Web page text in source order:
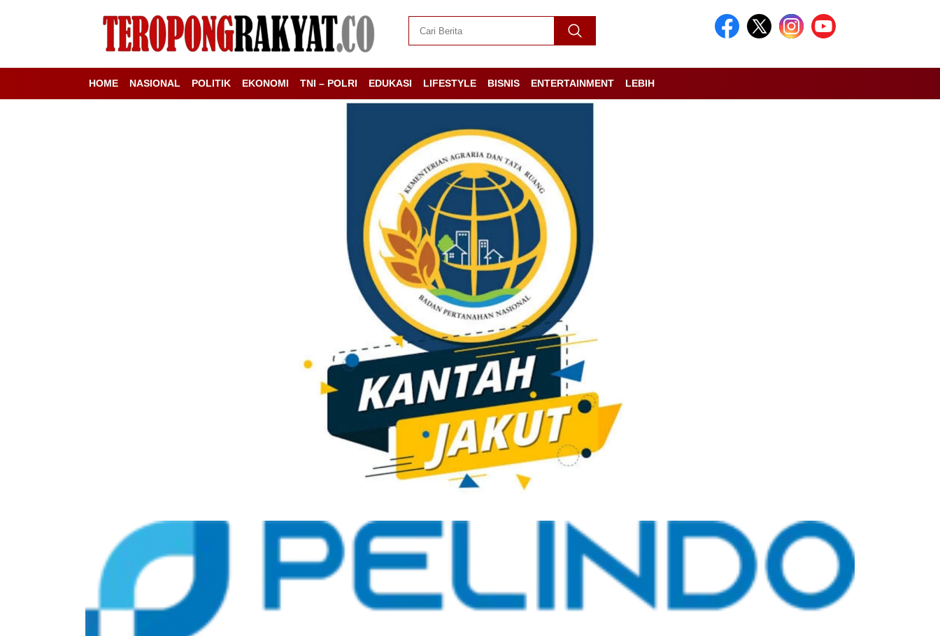
HOME NASIONAL POLITIK EKONOMI TNI – POLRI EDUKASI LIFESTYLE BISNIS ENTERTAINMENT LEBIH